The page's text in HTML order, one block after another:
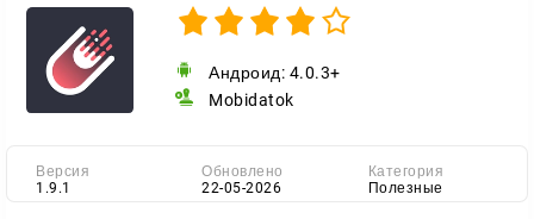
Андроид: 4.0.3+
Mobidatok
Версия
1.9.1
Обновлено
22-05-2026
Категория
Полезные